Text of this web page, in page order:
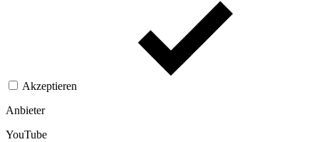
Akzeptieren
Anbieter
YouTube